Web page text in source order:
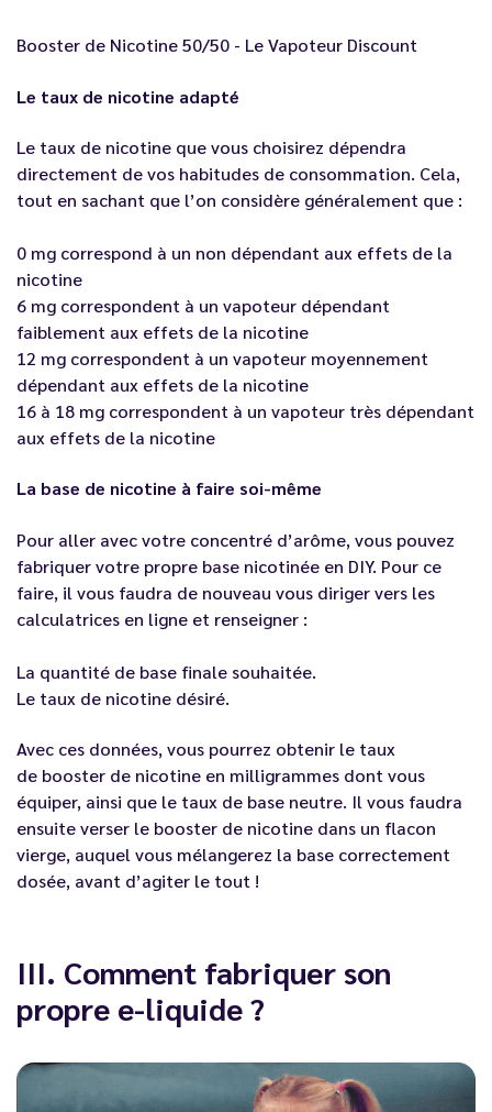
Booster de Nicotine 50/50 - Le Vapoteur Discount
Le taux de nicotine adapté
Le taux de nicotine que vous choisirez dépendra
directement de vos habitudes de consommation. Cela,
tout en sachant que l’on considère généralement que :
0 mg correspond à un non dépendant aux effets de la
nicotine
6 mg correspondent à un vapoteur dépendant
faiblement aux effets de la nicotine
12 mg correspondent à un vapoteur moyennement
dépendant aux effets de la nicotine
16 à 18 mg correspondent à un vapoteur très dépendant
aux effets de la nicotine
La base de nicotine à faire soi-même
Pour aller avec votre concentré d’arôme, vous pouvez
fabriquer votre propre base nicotinée en DIY. Pour ce
faire, il vous faudra de nouveau vous diriger vers les
calculatrices en ligne et renseigner :
La quantité de base finale souhaitée.
Le taux de nicotine désiré.
Avec ces données, vous pourrez obtenir le taux
de booster de nicotine en milligrammes dont vous
équiper, ainsi que le taux de base neutre. Il vous faudra
ensuite verser le booster de nicotine dans un flacon
vierge, auquel vous mélangerez la base correctement
dosée, avant d’agiter le tout !
III. Comment fabriquer son
propre e-liquide ?